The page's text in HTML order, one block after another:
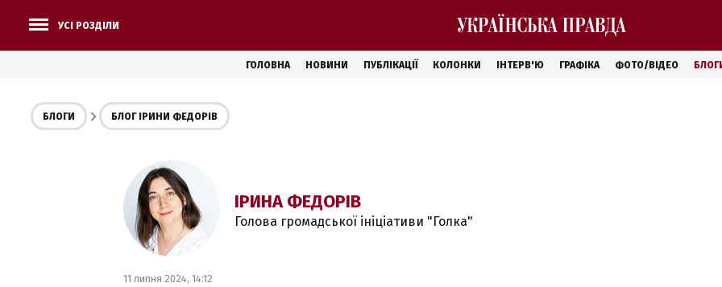
УСІ РОЗДІЛИ
ГОЛОВНА НОВИНИ ПУБЛІКАЦІЇ КОЛОНКИ ІНТЕРВ'Ю ГРАФІКА ФОТО/ВІДЕО
БЛОГИ БЛОГ ІРИНИ ФЕДОРІВ
ІРИНА ФЕДОРІВ
Голова громадської ініціативи "Голка"
11 липня 2024, 14:12